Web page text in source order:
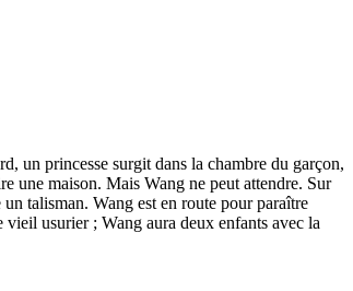
un princesse surgit dans la chambre du garçon,
une maison. Mais Wang ne peut attendre. Sur
talisman. Wang est en route pour paraître
usurier ; Wang aura deux enfants avec la